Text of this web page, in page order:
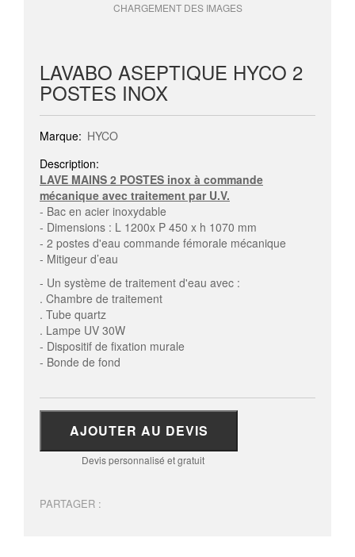
CHARGEMENT DES IMAGES
LAVABO ASEPTIQUE HYCO 2
POSTES INOX
Marque: HYCO
Description:
LAVE MAINS 2 POSTES inox à commande
mécanique avec traitement par U.V.
- Bac en acier inoxydable
- Dimensions : L 1200x P 450 x h 1070 mm
- 2 postes d'eau commande fémorale mécanique
- Mitigeur d’eau
- Un système de traitement d'eau avec :
. Chambre de traitement
. Tube quartz
. Lampe UV 30W
- Dispositif de fixation murale
- Bonde de fond
AJOUTER AU DEVIS
Devis personnalisé et gratuit
PARTAGER :